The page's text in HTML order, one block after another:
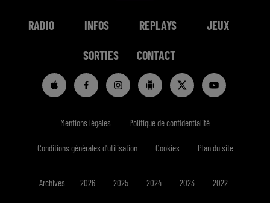
RADIO INFOS REPLAYS JEUX
SORTIES CONTACT
Mentions légales Politique de confidentialité
Conditions générales d'utilisation Cookies Plan du site
Archives 2026 2025 2024 2023 2022